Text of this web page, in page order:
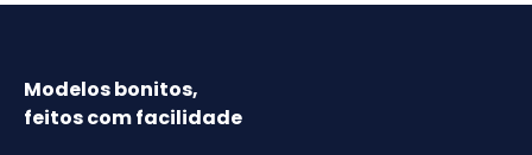
Modelos bonitos,
feitos com facilidade